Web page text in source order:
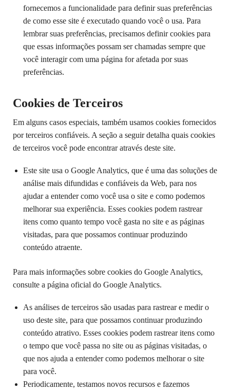
fornecemos a funcionalidade para definir suas preferências
de como esse site é executado quando você o usa. Para
lembrar suas preferências, precisamos definir cookies para
que essas informações possam ser chamadas sempre que
você interagir com uma página for afetada por suas
preferências.
Cookies de Terceiros
Em alguns casos especiais, também usamos cookies fornecidos
por terceiros confiáveis. A seção a seguir detalha quais cookies
de terceiros você pode encontrar através deste site.
Este site usa o Google Analytics, que é uma das soluções de
análise mais difundidas e confiáveis ​​da Web, para nos
ajudar a entender como você usa o site e como podemos
melhorar sua experiência. Esses cookies podem rastrear
itens como quanto tempo você gasta no site e as páginas
visitadas, para que possamos continuar produzindo
conteúdo atraente.
Para mais informações sobre cookies do Google Analytics,
consulte a página oficial do Google Analytics.
As análises de terceiros são usadas para rastrear e medir o
uso deste site, para que possamos continuar produzindo
conteúdo atrativo. Esses cookies podem rastrear itens como
o tempo que você passa no site ou as páginas visitadas, o
que nos ajuda a entender como podemos melhorar o site
para você.
Periodicamente, testamos novos recursos e fazemos